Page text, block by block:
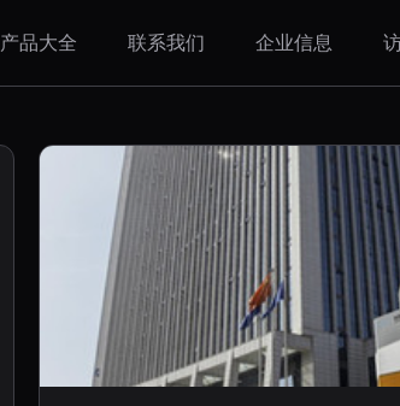
产品大全 联系我们 企业信息